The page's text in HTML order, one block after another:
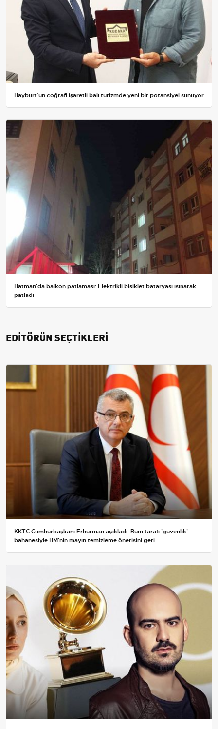
Bayburt’un coğrafi işaretli balı turizmde yeni bir potansiyel sunuyor
Batman'da balkon patlaması: Elektrikli bisiklet bataryası ısınarak
patladı
EDİTÖRÜN SEÇTİKLERİ
KKTC Cumhurbaşkanı Erhürman açıkladı: Rum tarafı 'güvenlik'
bahanesiyle BM'nin mayın temizleme önerisini geri...